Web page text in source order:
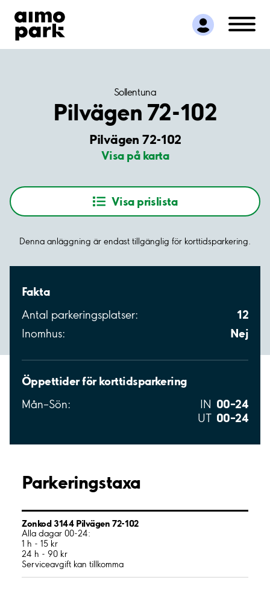
Hitta parkering
Samarbete
Kundservice
Sollentuna
Pilvägen 72-102
Pilvägen 72-102
Visa på karta
Visa prislista
Denna anläggning är endast tillgänglig för korttidsparkering.
Fakta
Antal parkeringsplatser: 12
Inomhus: Nej
Öppettider för korttidsparkering
Mån–Sön: IN 00–24
UT 00–24
Parkeringstaxa
Zonkod 3144 Pilvägen 72-102
Alla dagar 00-24:
1 h - 15 kr
24 h - 90 kr
Serviceavgift kan tillkomma